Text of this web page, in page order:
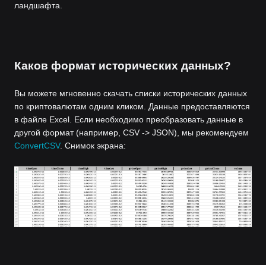
ландшафта.
Каков формат исторических данных?
Вы можете мгновенно скачать списки исторических данных
по криптовалютам одним кликом. Данные предоставляются
в файле Excel. Если необходимо преобразовать данные в
другой формат (например, CSV -> JSON), мы рекомендуем
ConvertCSV. Снимок экрана: